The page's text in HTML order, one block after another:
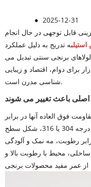
● 2025-12-31
قابل توجهی در حال انجام
به تدریج به دلیل عملکرد
برنجی سنتی تبدیل می
برای دوام، اقتصاد و زیبایی
شناسی مدرن است.
باعث تغییر می شوند
فوق العاده آنها در برابر
خوردگی است. با استفاده از فولاد ضد زنگ درجه 304 یا 316، شکل سطح
رطوبت، مه نمک و آلودگی
محیط با رطوبت بالا و